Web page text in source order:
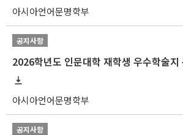
아시아언어문명학부
공지사항
아시아언어문명학부
공지사항